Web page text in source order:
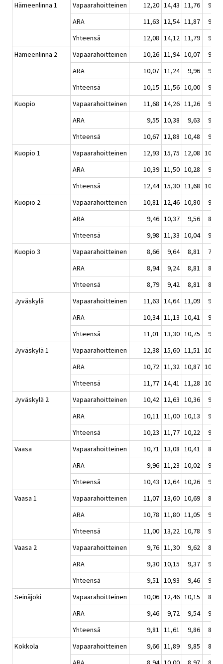
Hämeenlinna 1
Vapaarahoitteinen 12,20 14,43 11,76
9,98
ARA
11,63 12,54 11,87
9,96
Yhteensä
12,08 14,12 11,79
9,98
Hämeenlinna 2
Vapaarahoitteinen 10,26 11,94 10,07
9,45
ARA
10,07 11,24 9,96
9,49
Yhteensä
10,15 11,56 10,00
9,47
Kuopio
Vapaarahoitteinen 11,68 14,26 11,26
9,71
ARA
9,55 10,38 9,63
9,04
Yhteensä
10,67 12,88 10,48
9,34
Kuopio 1
Vapaarahoitteinen 12,93 15,75 12,08 10,31
ARA
10,39 11,50 10,28
9,96
Yhteensä
12,44 15,30 11,68 10,22
Kuopio 2
Vapaarahoitteinen 10,81 12,46 10,80
9,60
ARA
9,46 10,37 9,56
8,93
Yhteensä
9,98 11,33 10,04
9,15
Kuopio 3
Vapaarahoitteinen 8,66 9,64 8,81
7,94
ARA
8,94 9,24 8,81
8,82
Yhteensä
8,79 9,42 8,81
8,33
Jyväskylä
Vapaarahoitteinen 11,63 14,64 11,09
9,84
ARA
10,34 11,13 10,41
9,88
Yhteensä
11,01 13,30 10,75
9,86
Jyväskylä 1
Vapaarahoitteinen 12,38 15,60 11,51 10,44
ARA
10,72 11,32 10,87 10,21
Yhteensä
11,77 14,41 11,28 10,34
Jyväskylä 2
Vapaarahoitteinen 10,42 12,63 10,36
9,16
ARA
10,11 11,00 10,13
9,66
Yhteensä
10,23 11,77 10,22
9,46
Vaasa
Vapaarahoitteinen 10,71 13,08 10,41
8,92
ARA
9,96 11,23 10,02
9,39
Yhteensä
10,43 12,64 10,26
9,12
Vaasa 1
Vapaarahoitteinen 11,07 13,60 10,69
8,90
ARA
10,78 11,80 11,05
9,87
Yhteensä
11,00 13,22 10,78
9,22
Vaasa 2
Vapaarahoitteinen 9,76 11,30 9,62
8,96
ARA
9,30 10,15 9,37
9,03
Yhteensä
9,51 10,93 9,46
9,00
Seinäjoki
Vapaarahoitteinen 10,06 12,46 10,15
8,59
ARA
9,46 9,72 9,54
9,20
Yhteensä
9,81 11,61 9,86
8,82
Kokkola
Vapaarahoitteinen 9,66 11,89 9,85
8,44